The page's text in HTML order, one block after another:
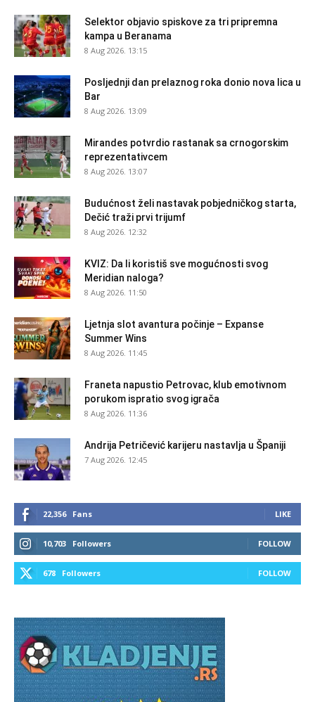
Selektor objavio spiskove za tri pripremna
kampa u Beranama
8 Aug 2026. 13:15
Posljednji dan prelaznog roka donio nova lica u
Bar
8 Aug 2026. 13:09
Mirandes potvrdio rastanak sa crnogorskim
reprezentativcem
8 Aug 2026. 13:07
Budućnost želi nastavak pobjedničkog starta,
Dečić traži prvi trijumf
8 Aug 2026. 12:32
KVIZ: Da li koristiš sve mogućnosti svog
Meridian naloga?
8 Aug 2026. 11:50
Ljetnja slot avantura počinje – Expanse
Summer Wins
8 Aug 2026. 11:45
Franeta napustio Petrovac, klub emotivnom
porukom ispratio svog igrača
8 Aug 2026. 11:36
Andrija Petričević karijeru nastavlja u Španiji
7 Aug 2026. 12:45
22,356 Fans LIKE
10,703 Followers FOLLOW
678 Followers FOLLOW